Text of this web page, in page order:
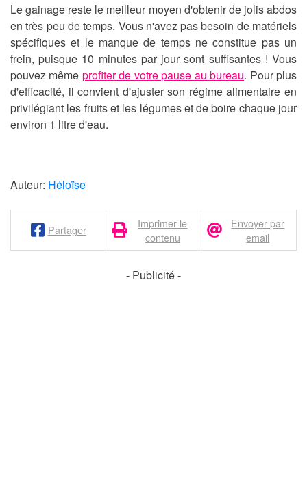
Le gainage reste le meilleur moyen d'obtenir de jolis abdos
en très peu de temps. Vous n'avez pas besoin de matériels
spécifiques et le manque de temps ne constitue pas un
frein, puisque 10 minutes par jour sont suffisantes ! Vous
pouvez même profiter de votre pause au bureau. Pour plus
d'efficacité, il convient d'ajuster son régime alimentaire en
privilégiant les fruits et les légumes et de boire chaque jour
environ 1 litre d'eau.
Auteur: Héloïse
Partager
Imprimer le
contenu
Envoyer par
email
- Publicité -